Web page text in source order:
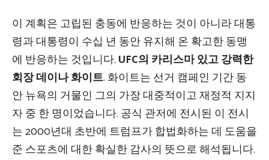
이 계획은 고립된 충동에 반응하는 것이 아니라 대통
령과 대통령이 수십 년 동안 유지해 온 확고한 동맹
에 반응하는 것입니다. UFC의 카리스마 있고 강력한
회장 데이나 화이트. 화이트는 선거 캠페인 기간 동
안 뉴욕의 거물인 그의 가장 대중적이고 재정적 지지
자 중 한 명이었습니다. 공식 관저에 전시된 이 전시
는 2000년대 초반에 트럼프가 합법화하는 데 도움을
준 스포츠에 대한 확실한 감사의 뜻으로 해석됩니다.